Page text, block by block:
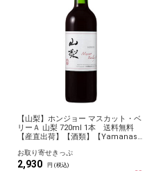
【山梨】ホンジョー マスカット・ベ
リーＡ 山梨 720ml 1本 送料無料
【産直出荷】【酒類】【Yamanashi
お取り寄せ グルメ 産地直送 産直
お取り寄せきっぷ
2,930 円 (税込)